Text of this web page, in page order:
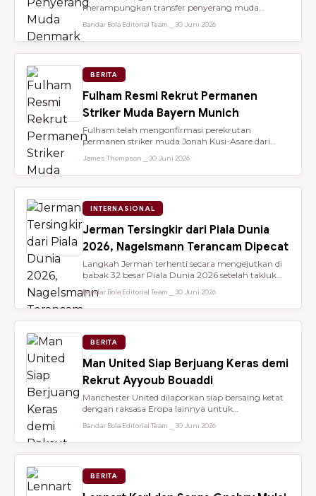
merampungkan transfer penyerang muda
Bandar Bola Editorial Team ⎯ 30 Juni 2026
BERITA
Fulham Resmi Rekrut Permanen
Striker Muda Bayern Munich
Fulham telah mengonfirmasi perekrutan
permanen striker muda Jonah Kusi-Asare dari
James Thompson ⎯ 30 Juni 2026
INTERNASIONAL
Jerman Tersingkir dari Piala Dunia
2026, Nagelsmann Terancam Dipecat
Langkah Jerman terhenti secara mengejutkan di
babak 32 besar Piala Dunia 2026 setelah takluk
Bandar Bola Editorial Team ⎯ 30 Juni 2026
BERITA
Man United Siap Berjuang Keras demi
Rekrut Ayyoub Bouaddi
Manchester United dilaporkan siap bersaing ketat
dengan raksasa Eropa lainnya untuk
Bandar Bola Editorial Team ⎯ 30 Juni 2026
BERITA